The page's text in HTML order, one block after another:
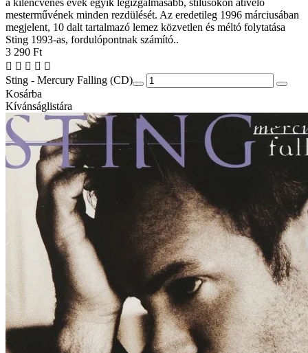
mesterművének minden rezdülését. Az eredetileg 1996 márciusában
megjelent, 10 dalt tartalmazó lemez közvetlen és méltó folytatása
Sting 1993-as, fordulópontnak számító..
3 290 Ft
Sting - Mercury Falling (CD)
Kosárba
Kívánságlistára